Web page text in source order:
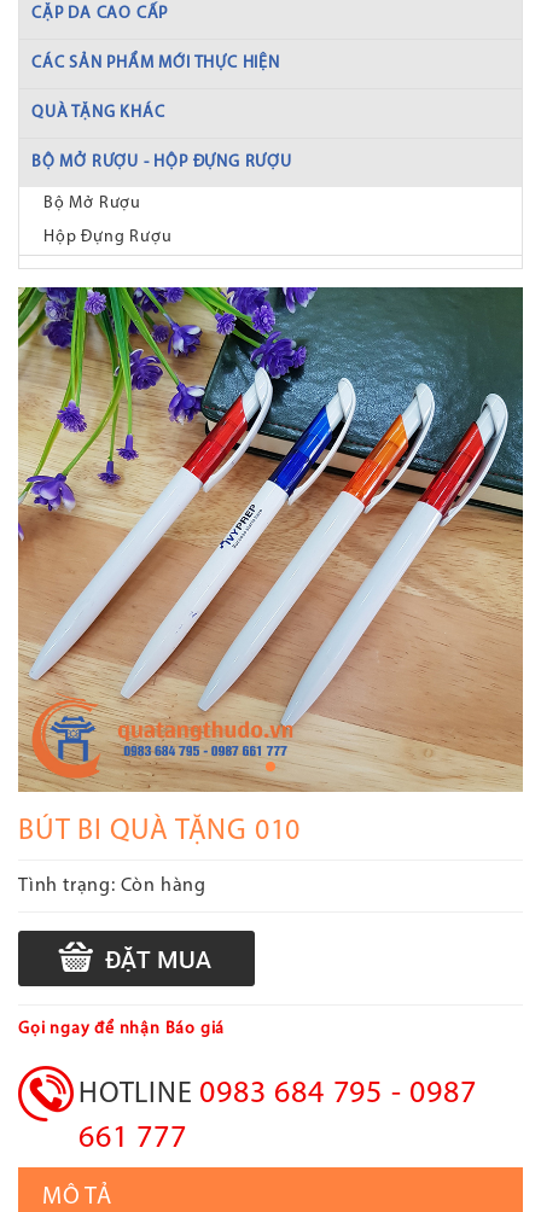
CẶP DA CAO CẤP
CÁC SẢN PHẨM MỚI THỰC HIỆN
QUÀ TẶNG KHÁC
BỘ MỞ RƯỢU - HỘP ĐỰNG RƯỢU
Bộ Mở Rượu
Hộp Đựng Rượu
BÚT BI QUÀ TẶNG 010
Tình trạng: Còn hàng
Gọi ngay để nhận Báo giá
HOTLINE 0983 684 795 - 0987
661 777
MÔ TẢ